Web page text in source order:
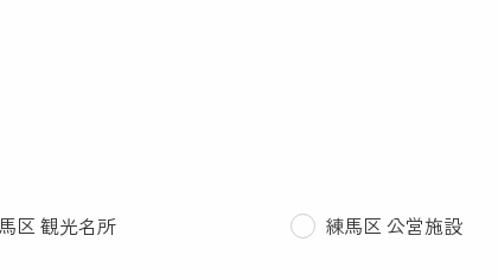
区 観光名所 練馬区 公営施設